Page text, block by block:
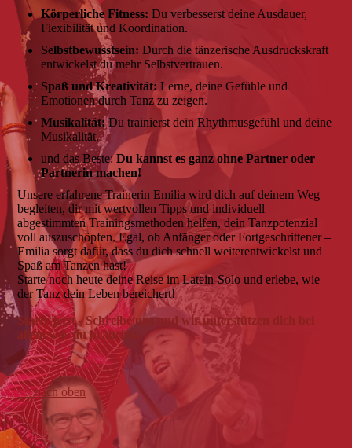
Körperliche Fitness: Du verbesserst deine Ausdauer,
Flexibilität und Koordination.
Selbstbewusstsein:Durch die tänzerische Ausdruckskraft
entwickelst du mehr Selbstvertrauen.
Spaß und Kreativität: Lerne, deine Gefühle und
Emotionen durch Tanz zu zeigen.
Musikalität:Du trainierst dein Rhythmusgefühl und deine
Musikalität.
und das Beste:Du kannst es ganz ohne Partner oder
Partnerin machen!
Unsere erfahrene Trainerin Emilia wird dich auf deinem Weg
begleiten, dir mit wertvollen Tipps und individuell
abgestimmten Trainingsmethoden helfen, dein Tanzpotenzial
voll auszuschöpfen. Egal, ob Anfänger oder Fortgeschrittener –
Emilia sorgt dafür, dass du dich schnell weiterentwickelst und
Spaß am Tanzen hast!
Starte noch heute deine Reise im Latein-Solo und erlebe, wie
der Tanz dein Leben bereichert!
Starte jetzt - Schreibe uns und wir unterstützen dich bei
allem was du brauchst.
<< nach oben